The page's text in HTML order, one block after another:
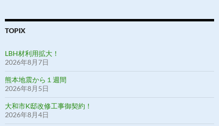
ー
TOPIX
LBH材利用拡大！
2026年8月7日
熊本地震から１週間
2026年8月5日
大和市K邸改修工事御契約！
2026年8月4日